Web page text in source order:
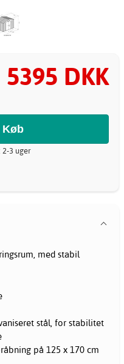
5395 DKK
2-3 uger
med stabil
stål, for stabilitet
på 125 x 170 cm